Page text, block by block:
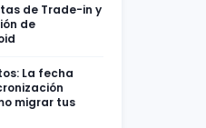
de Trade-in y
de
La fecha
migrar tus